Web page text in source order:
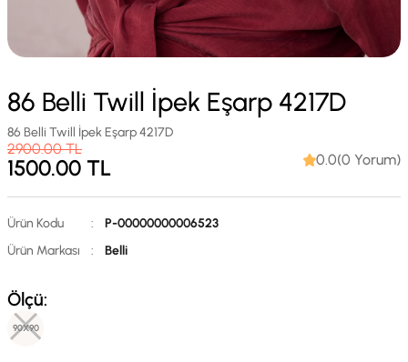
86 Belli Twill İpek Eşarp 4217D
86 Belli Twill İpek Eşarp 4217D
2900.00TL
1500.00 TL 0.0(0 Yorum)
Ürün Kodu :
P-00000000006523
Ürün Markası
: Belli
Ölçü:
90X90